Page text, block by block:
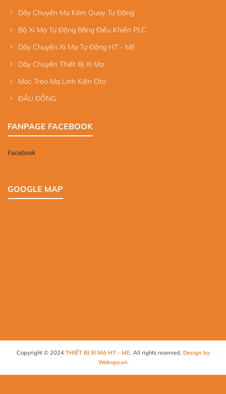
Dây Chuyền Mạ Kẽm Quay Tự Động
Bộ Xi Mạ Tự Động Bằng Điều Khiển PLC
Dây Chuyền Xi Mạ Tự Động HT - ME
Dây Chuyền Thiết Bị Xi Mạ
Móc Treo Mạ Linh Kiện Oto
ĐẦU ĐỒNG
FANPAGE FACEBOOK
Facebook
GOOGLE MAP
Copyright © 2024 THIẾT BỊ XI MẠ HT - ME. All rights reserved. Design by
Webvps.vn